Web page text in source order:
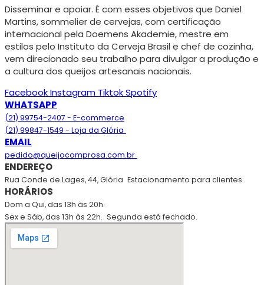
Disseminar e apoiar. É com esses objetivos que Daniel
Martins, sommelier de cervejas, com certificação
internacional pela Doemens Akademie, mestre em
estilos pelo Instituto da Cerveja Brasil e chef de cozinha,
vem direcionado seu trabalho para divulgar a produção e
a cultura dos queijos artesanais nacionais.
FacebookInstagram TiktokSpotify
WHATSAPP
(21) 99754-2407 - E-commerce
(21) 99847-1549 - Loja da Glória
EMAIL
pedido@queijocomprosa.com.br
ENDEREÇO
Rua Conde de Lages, 44, Glória Estacionamento para clientes.
HORÁRIOS
Dom a Qui, das 13h às 20h.
Sex e Sáb, das 13h às 22h. Segunda está fechado.